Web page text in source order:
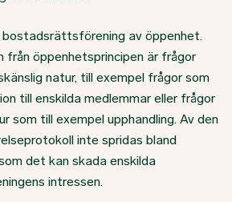
bostadsrättsförening av öppenhet.
från öppenhetsprincipen är frågor
natur, till exempel frågor som
till enskilda medlemmar eller frågor
som till exempel upphandling. Av den
inte spridas bland
det kan skada enskilda
intressen.